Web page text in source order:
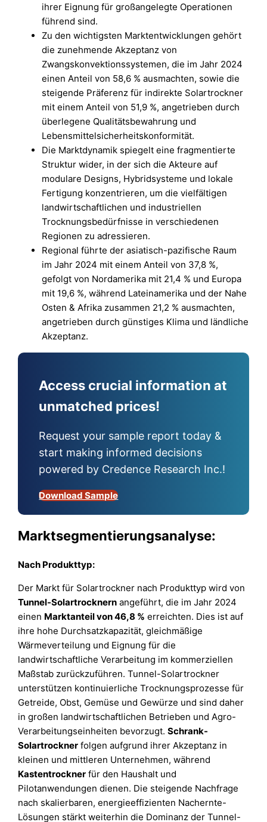
ihrer Eignung für großangelegte Operationen
führend sind.
Zu den wichtigsten Marktentwicklungen gehört
die zunehmende Akzeptanz von
Zwangskonvektionssystemen, die im Jahr 2024
einen Anteil von 58,6 % ausmachten, sowie die
steigende Präferenz für indirekte Solartrockner
mit einem Anteil von 51,9 %, angetrieben durch
überlegene Qualitätsbewahrung und
Lebensmittelsicherheitskonformität.
Die Marktdynamik spiegelt eine fragmentierte
Struktur wider, in der sich die Akteure auf
modulare Designs, Hybridsysteme und lokale
Fertigung konzentrieren, um die vielfältigen
landwirtschaftlichen und industriellen
Trocknungsbedürfnisse in verschiedenen
Regionen zu adressieren.
Regional führte der asiatisch-pazifische Raum
im Jahr 2024 mit einem Anteil von 37,8 %,
gefolgt von Nordamerika mit 21,4 % und Europa
mit 19,6 %, während Lateinamerika und der Nahe
Osten & Afrika zusammen 21,2 % ausmachten,
angetrieben durch günstiges Klima und ländliche
Akzeptanz.
Access crucial information at
unmatched prices!
Request your sample report today &
start making informed decisions
powered by Credence Research Inc.!
Download Sample
Marktsegmentierungsanalyse:
Nach Produkttyp:
Der Markt für Solartrockner nach Produkttyp wird von
Tunnel-Solartrocknern angeführt, die im Jahr 2024
einen Marktanteil von 46,8 % erreichten. Dies ist auf
ihre hohe Durchsatzkapazität, gleichmäßige
Wärmeverteilung und Eignung für die
landwirtschaftliche Verarbeitung im kommerziellen
Maßstab zurückzuführen. Tunnel-Solartrockner
unterstützen kontinuierliche Trocknungsprozesse für
Getreide, Obst, Gemüse und Gewürze und sind daher
in großen landwirtschaftlichen Betrieben und Agro-
Verarbeitungseinheiten bevorzugt.Schrank-
Solartrockner folgen aufgrund ihrer Akzeptanz in
kleinen und mittleren Unternehmen, während
Kastentrockner für den Haushalt und
Pilotanwendungen dienen. Die steigende Nachfrage
nach skalierbaren, energieeffizienten Nachernte-
Lösungen stärkt weiterhin die Dominanz der Tunnel-